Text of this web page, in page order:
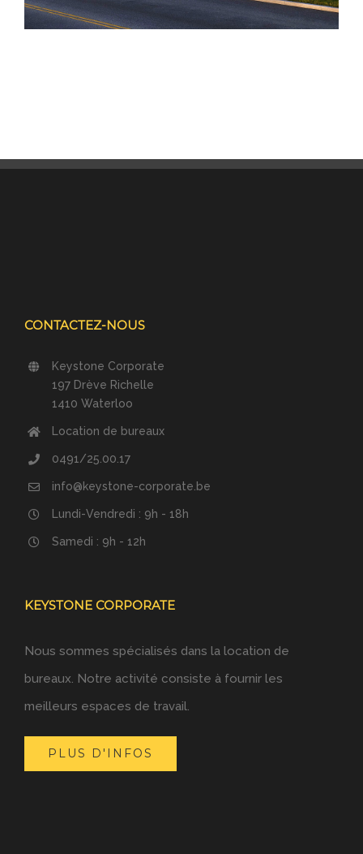
CONTACTEZ-NOUS
Keystone Corporate
197 Drève Richelle
1410 Waterloo
Location de bureaux
0491/25.00.17
info@keystone-corporate.be
Lundi-Vendredi : 9h - 18h
Samedi : 9h - 12h
KEYSTONE CORPORATE
Nous sommes spécialisés dans la location de
bureaux. Notre activité consiste à fournir les
meilleurs espaces de travail.
PLUS D'INFOS